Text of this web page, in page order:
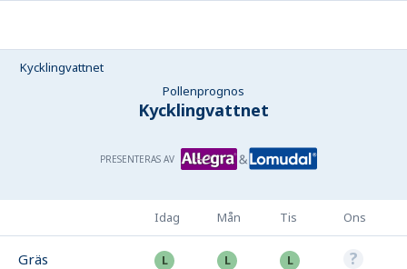
Kycklingvattnet
Pollenprognos
Kycklingvattnet
PRESENTERAS AV
Idag Mån Tis Ons
Gräs